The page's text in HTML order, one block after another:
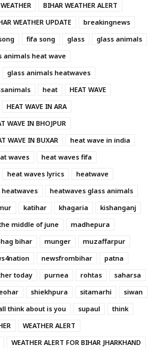
BIHAR WEATHER ALERT
WEATHER UPDATE
breakingnews
fifa song glass
glass animals
animals heat wave
glass animals heatwaves
heat
HEAT WAVE
HEAT WAVE IN ARA
WAVE IN BHOJPUR
WAVE IN BUXAR
heat wave in india
waves
heat waves fifa
heat waves lyrics
heatwave
heatwaves
heatwaves glass animals
katihar khagaria
kishanganj
middle of june
madhepura
bihar munger
muzaffarpur
newsfrombihar
patna
today purnea rohtas
saharsa
shiekhpura sitamarhi
siwan
think about is you supaul
think
WEATHER ALERT
WEATHER ALERT FOR BIHAR JHARKHAND